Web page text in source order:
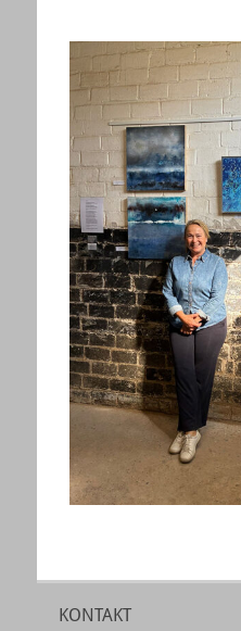
KONTAKT